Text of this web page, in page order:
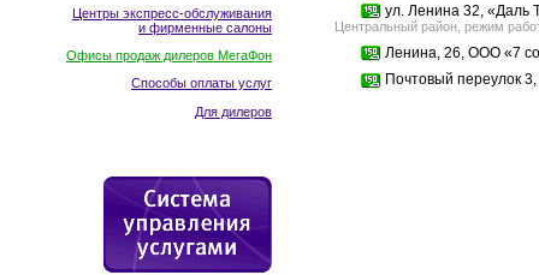
Центры экспресс-обслуживания
и фирменные салоны
Офисы продаж дилеров МегаФон
Способы оплаты услуг
Для дилеров
ул. Ленина 32, «Даль
Центральный район, режим
Ленина, 26, ООО «7
Почтовый переулок